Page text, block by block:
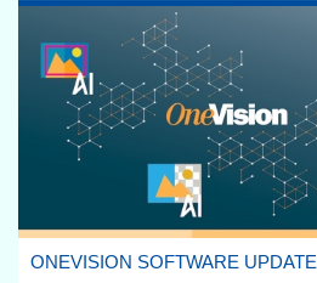
ONEVISION SOFTWARE